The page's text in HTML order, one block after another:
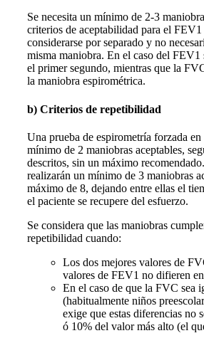
Se necesita un mínimo de 2-3
criterios de aceptabilidad para el
considerarse por separado y no
misma maniobra. En el caso del FEV1
el primer segundo, mientras que la
la maniobra espirométrica.
b) Criterios de repetibilidad
Una prueba de espirometría forzada
mínimo de 2 maniobras aceptables,
descritos, sin un máximo
realizarán un mínimo de 3 maniobras
máximo de 8, dejando entre ellas el
el paciente se recupere del esfuerzo.
Se considera que las maniobras
repetibilidad cuando:
Los dos mejores valores de
valores de FEV1 no difieren
En el caso de que la FVC sea
(habitualmente niños
exige que estas diferencias no
ó 10% del valor más alto (el